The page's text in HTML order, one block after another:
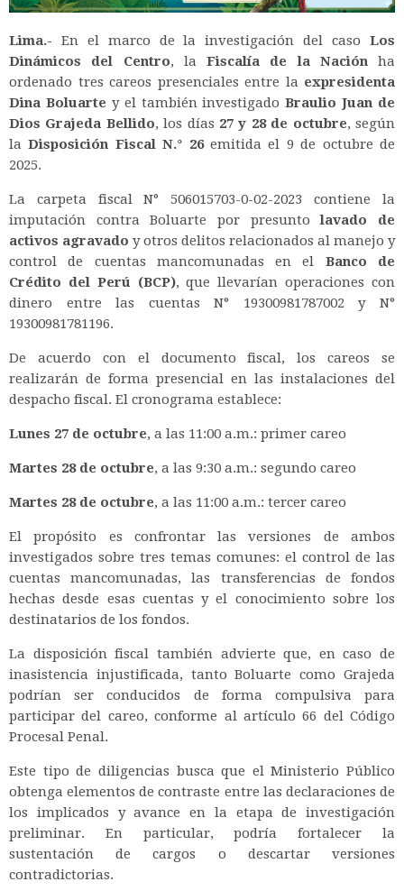
Lima.- En el marco de la investigación del caso Los
Dinámicos del Centro, la Fiscalía de la Naciónha
ordenado tres careos presenciales entre la expresidenta
Dina Boluarte y el también investigadoBraulio Juan de
Dios Grajeda Bellido, los días 27 y 28 de octubre, según
laDisposición Fiscal N.° 26emitida el 9 de octubre de
2025.
La carpeta fiscal N° 506015703-0-02-2023 contiene la
imputación contra Boluarte por presuntolavado de
activos agravado y otros delitos relacionados al manejo y
control de cuentas mancomunadas en el Banco de
Crédito del Perú (BCP), que llevarían operaciones con
dinero entre las cuentas N° 19300981787002 y N°
19300981781196.
De acuerdo con el documento fiscal, los careos se
realizarán de forma presencial en las instalaciones del
despacho fiscal. El cronograma establece:
Lunes 27 de octubre, a las 11:00 a.m.: primer careo
Martes 28 de octubre, a las 9:30 a.m.: segundo careo
Martes 28 de octubre, a las 11:00 a.m.: tercer careo
El propósito es confrontar las versiones de ambos
investigados sobre tres temas comunes: el control de las
cuentas mancomunadas, las transferencias de fondos
hechas desde esas cuentas y el conocimiento sobre los
destinatarios de los fondos.
La disposición fiscal también advierte que, en caso de
inasistencia injustificada, tanto Boluarte como Grajeda
podrían ser conducidos de forma compulsiva para
participar del careo, conforme al artículo 66 del Código
Procesal Penal.
Este tipo de diligencias busca que el Ministerio Público
obtenga elementos de contraste entre las declaraciones de
los implicados y avance en la etapa de investigación
preliminar. En particular, podría fortalecer la
sustentación de cargos o descartar versiones
contradictorias.